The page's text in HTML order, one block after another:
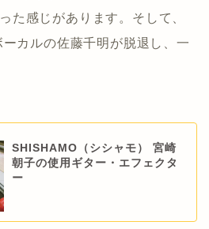
た感じがあります。そして、
カルの佐藤千明が脱退し、一
SHISHAMO（シシャモ） 宮崎
朝子の使用ギター・エフェクタ
ー